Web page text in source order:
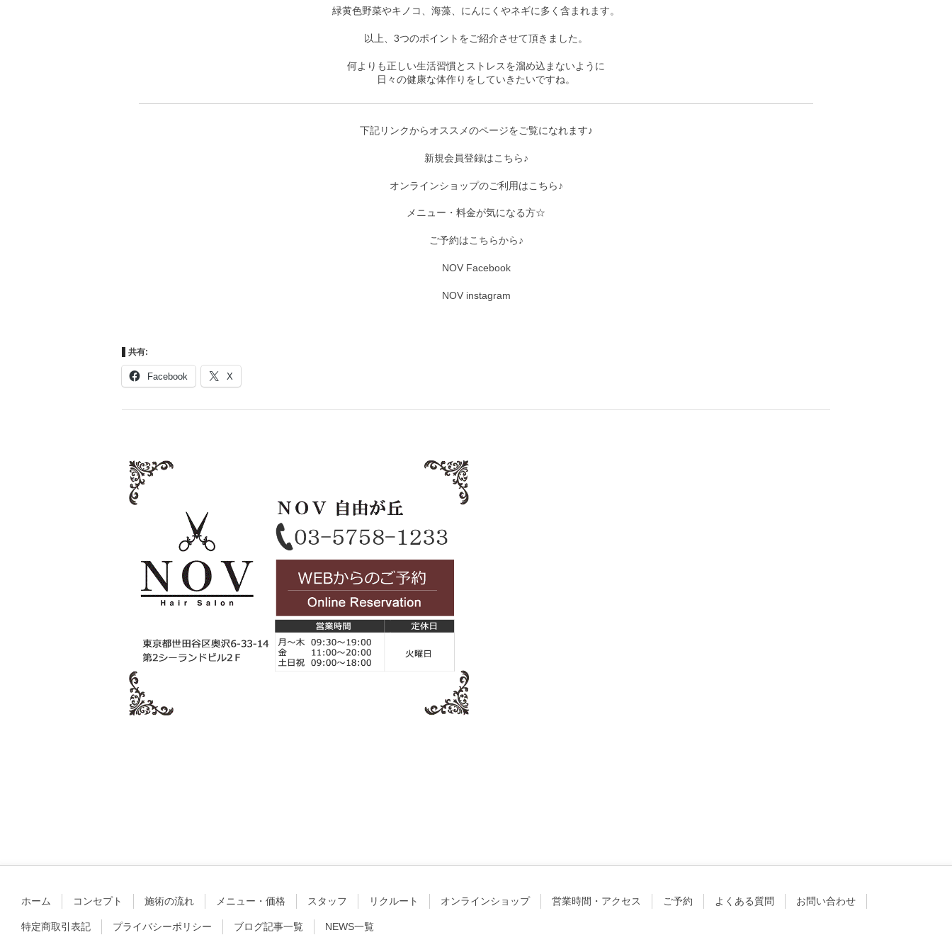
緑黄色野菜やキノコ、海藻、にんにくやネギに多く含まれます。
以上、3つのポイントをご紹介させて頂きました。
何よりも正しい生活習慣とストレスを溜め込まないように
日々の健康な体作りをしていきたいですね。
下記リンクからオススメのページをご覧になれます♪
新規会員登録はこちら♪
オンラインショップのご利用はこちら♪
メニュー・料金が気になる方☆
ご予約はこちらから♪
NOV Facebook
NOV instagram
共有:
Facebook X
ホーム コンセプト 施術の流れ メニュー・価格 スタッフ リクルート オンラインショップ 営業時間・アクセス ご予約 よくある質問 お問い合わせ
特定商取引表記 プライバシーポリシー ブログ記事一覧 NEWS一覧